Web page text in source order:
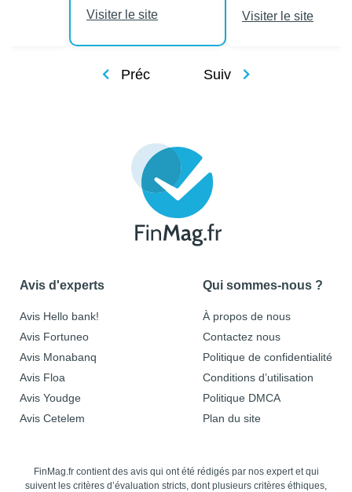
Visiter le site Visiter le site
Préc Suiv
Avis d'experts
Avis Hello bank!
Avis Fortuneo
Avis Monabanq
Avis Floa
Avis Youdge
Avis Cetelem
Qui sommes-nous ?
À propos de nous
Contactez nous
Politique de confidentialité
Conditions d’utilisation
Politique DMCA
Plan du site
FinMag.fr contient des avis qui ont été rédigés par nos expert et qui
suivent les critères d’évaluation stricts, dont plusieurs critères éthiques,